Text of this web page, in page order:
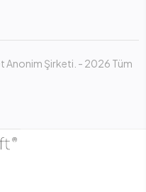
Anonim Şirketi. - 2026 Tüm